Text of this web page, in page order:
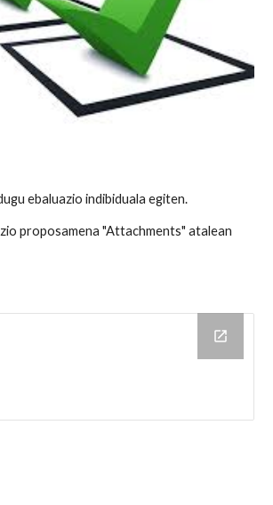
ebaluazio indibiduala egiten.
proposamena "Attachments" atalean